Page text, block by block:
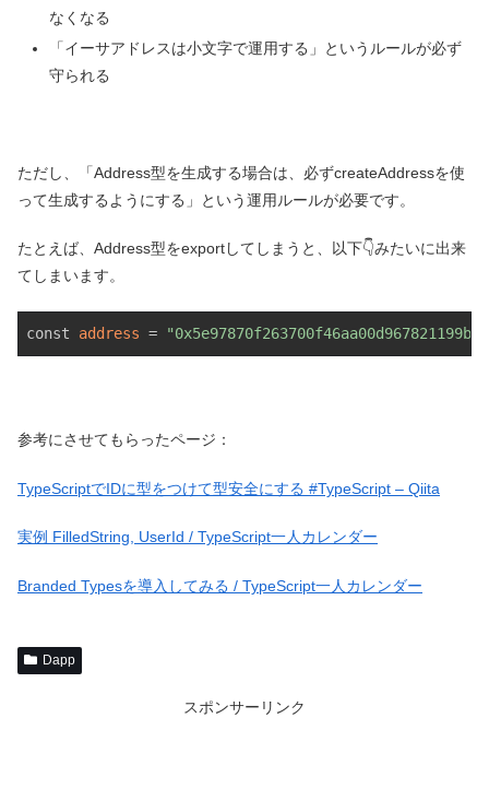
なくなる
「イーサアドレスは小文字で運用する」というルールが必ず
守られる
ただし、「Address型を生成する場合は、必ずcreateAddressを使
って生成するようにする」という運用ルールが必要です。
たとえば、Address型をexportしてしまうと、以下👇みたいに出来
てしまいます。
const address =
参考にさせてもらったページ：
TypeScriptでIDに型をつけて型安全にする #TypeScript – Qiita
実例 FilledString, UserId / TypeScript一人カレンダー
Branded Typesを導入してみる / TypeScript一人カレンダー
Dapp
スポンサーリンク